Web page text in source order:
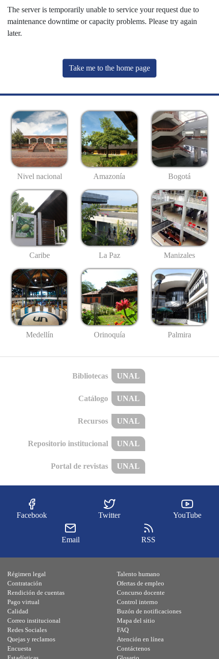
The server is temporarily unable to service your request due to
maintenance downtime or capacity problems. Please try again
later.
Take me to the home page
Nivel nacional Amazonía Bogotá
Caribe La Paz Manizales
Medellín Orinoquía Palmira
Bibliotecas UNAL
Catálogo UNAL
Recursos UNAL
Repositorio institucional UNAL
Portal de revistas UNAL
Facebook Twitter YouTube
Email RSS
Régimen legal
Contratación
Rendición de cuentas
Pago virtual
Calidad
Talento humano
Ofertas de empleo
Concurso docente
Control interno
Buzón de notificaciones
Correo institucional
Redes Sociales
Quejas y reclamos
Encuesta
Mapa del sitio
FAQ
Atención en línea
Contáctenos